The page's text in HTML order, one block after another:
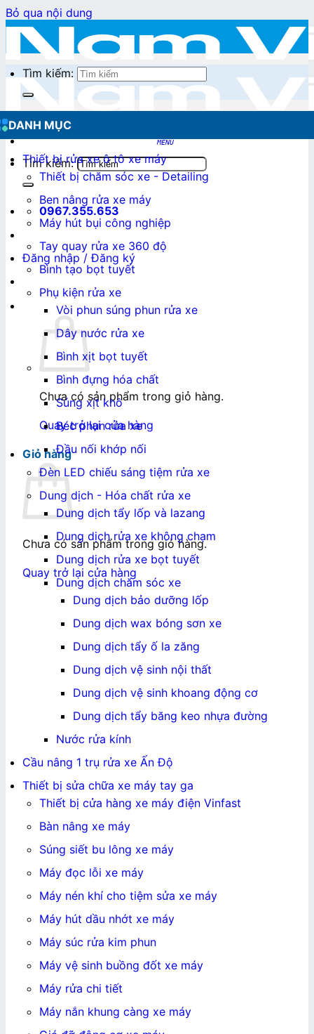
Bỏ qua nội dung
Tìm kiếm:
0967.355.653
Đăng nhập / Đăng ký
Chưa có sản phẩm trong giỏ hàng.
Quay trở lại cửa hàng
Giỏ hàng
Chưa có sản phẩm trong giỏ hàng.
Quay trở lại cửa hàng
Tìm kiếm:
DANH MỤC
Thiết bị rửa xe ô tô xe máy
Thiết bị chăm sóc xe - Detailing
Ben nâng rửa xe máy
Máy hút bụi công nghiệp
Tay quay rửa xe 360 độ
Bình tạo bọt tuyết
Phụ kiện rửa xe
Vòi phun súng phun rửa xe
Dây nước rửa xe
Bình xịt bọt tuyết
Bình đựng hóa chất
Súng xịt khô
Béc phun rửa xe
Đầu nối khớp nối
Đèn LED chiếu sáng tiệm rửa xe
Dung dịch - Hóa chất rửa xe
Dung dịch tẩy lốp và lazang
Dung dịch rửa xe không chạm
Dung dịch rửa xe bọt tuyết
Dung dịch chăm sóc xe
Dung dịch bảo dưỡng lốp
Dung dịch wax bóng sơn xe
Dung dịch tẩy ố la zăng
Dung dịch vệ sinh nội thất
Dung dịch vệ sinh khoang động cơ
Dung dịch tẩy băng keo nhựa đường
Nước rửa kính
Cầu nâng 1 trụ rửa xe Ấn Độ
Thiết bị sửa chữa xe máy tay ga
Thiết bị cửa hàng xe máy điện Vinfast
Bàn nâng xe máy
Súng siết bu lông xe máy
Máy đọc lỗi xe máy
Máy nén khí cho tiệm sửa xe máy
Máy hút dầu nhớt xe máy
Máy súc rửa kim phun
Máy vệ sinh buồng đốt xe máy
Máy rửa chi tiết
Máy nắn khung càng xe máy